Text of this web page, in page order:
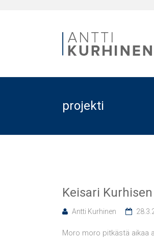
projekti
Keisari
Antti Kurhinen
Moro moro pitkästä aikaa